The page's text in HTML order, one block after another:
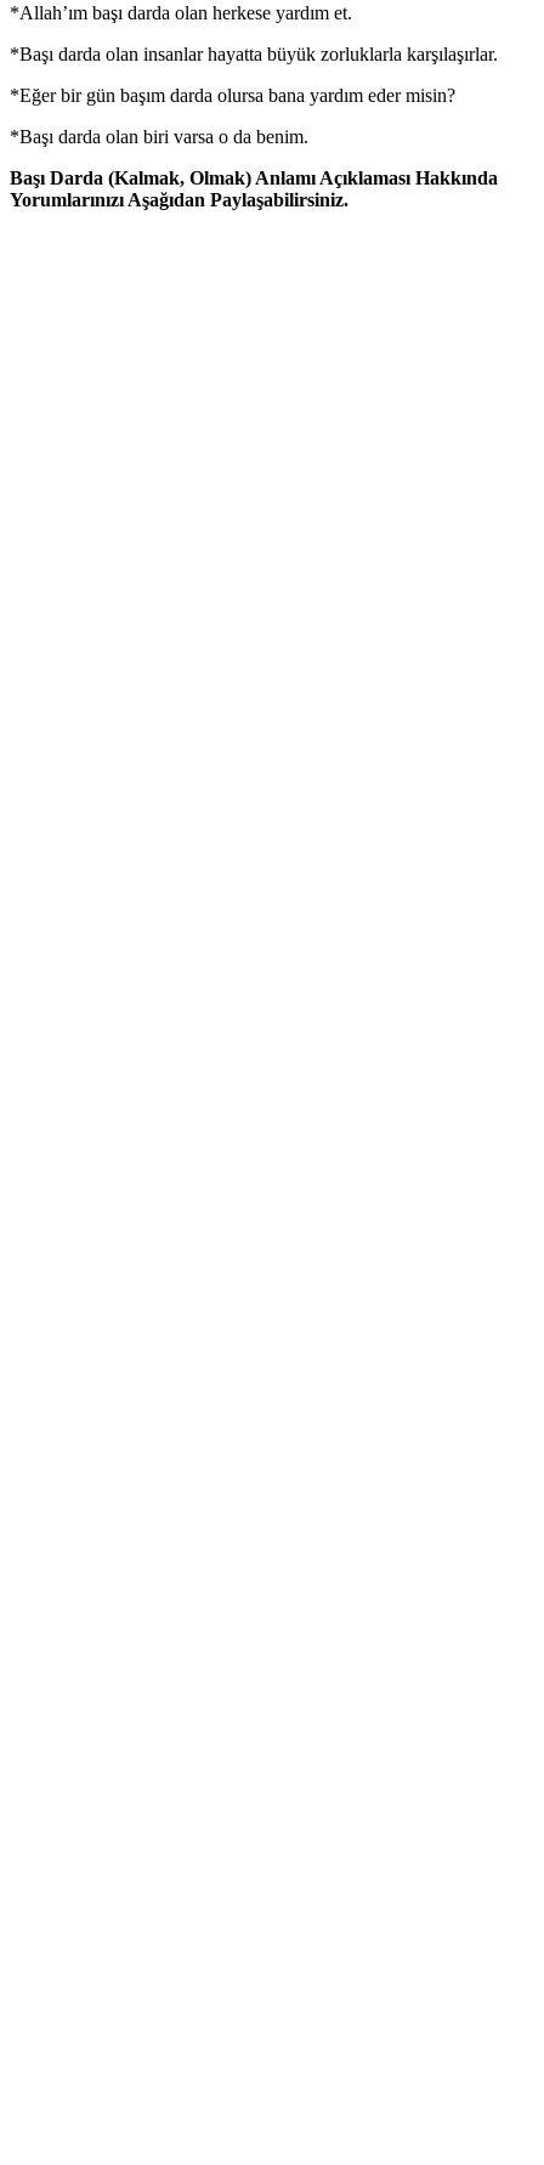
*Allah’ım başı darda olan herkese yardım et.
*Başı darda olan insanlar hayatta büyük zorluklarla karşılaşırlar.
*Eğer bir gün başım darda olursa bana yardım eder misin?
*Başı darda olan biri varsa o da benim.
Başı Darda (Kalmak, Olmak) Anlamı Açıklaması Hakkında
Yorumlarınızı Aşağıdan Paylaşabilirsiniz.